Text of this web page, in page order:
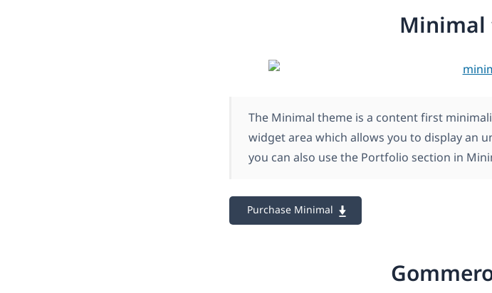
Minimal
The Minimal theme is a content first
widget area which allows you to display an
you can also use the Portfolio section in
Purchase Minimal